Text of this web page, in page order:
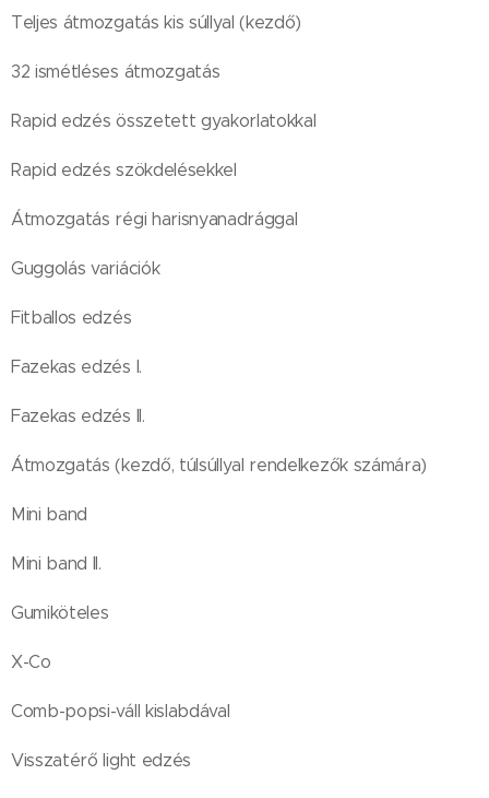
Teljes átmozgatás kis súllyal (kezdő)
32 ismétléses átmozgatás
Rapid edzés összetett gyakorlatokkal
Rapid edzés szökdelésekkel
Átmozgatás régi harisnyanadrággal
Guggolás variációk
Fitballos edzés
Fazekas edzés I.
Fazekas edzés II.
Átmozgatás (kezdő, túlsúllyal rendelkezők számára)
Mini band
Mini band II.
Gumiköteles
X-Co
Comb-popsi-váll kislabdával
Visszatérő light edzés